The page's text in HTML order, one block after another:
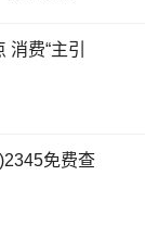
费“主引
免费查